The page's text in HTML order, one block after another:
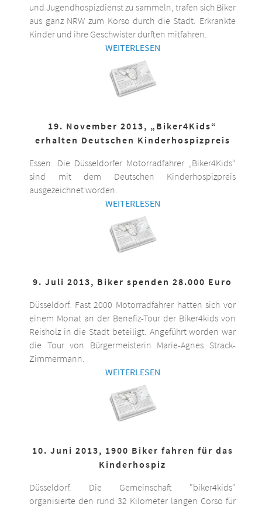
und Jugendhospizdienst zu sammeln, trafen sich Biker
aus ganz NRW zum Korso durch die Stadt. Erkrankte
Kinder und ihre Geschwister durften mitfahren.
WEITERLESEN
19. November 2013, „Biker4Kids“
erhalten Deutschen Kinderhospizpreis
Essen. Die Düsseldorfer Motorradfahrer „Biker4Kids“
sind mit dem Deutschen Kinderhospizpreis
ausgezeichnet worden.
WEITERLESEN
9. Juli 2013, Biker spenden 28.000 Euro
Düsseldorf. Fast 2000 Motorradfahrer hatten sich vor
einem Monat an der Benefiz-Tour der Biker4kids von
Reisholz in die Stadt beteiligt. Angeführt worden war
die Tour von Bürgermeisterin Marie-Agnes Strack-
Zimmermann.
WEITERLESEN
10. Juni 2013, 1900 Biker fahren für das
Kinderhospiz
Düsseldorf. Die Gemeinschaft "biker4kids"
organisierte den rund 32 Kilometer langen Corso für